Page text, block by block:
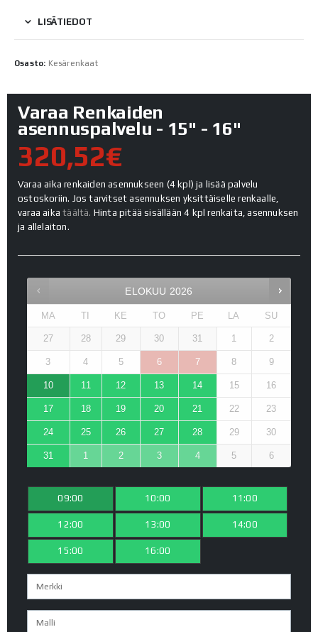
LISÄTIEDOT
Osasto: Kesärenkaat
Varaa Renkaiden
asennuspalvelu - 15" - 16"
320,52€
Varaa aika renkaiden asennukseen (4 kpl) ja lisää palvelu
ostoskoriin. Jos tarvitset asennuksen yksittäiselle renkaalle,
varaa aikatäältä. Hinta pitää sisällään 4 kpl renkaita, asennuksen
ja allelaiton.
ELOKUU 2026
MA TI KE TO PE LA SU
27 28 29 30 31 1 2
3 4 5 6 7 8 9
10 11 12 13 14 15 16
17 18 19 20 21 22 23
24 25 26 27 28 29 30
31 1 2 3 4 5 6
09:00 10:00 11:00
12:00 13:00 14:00
15:00 16:00